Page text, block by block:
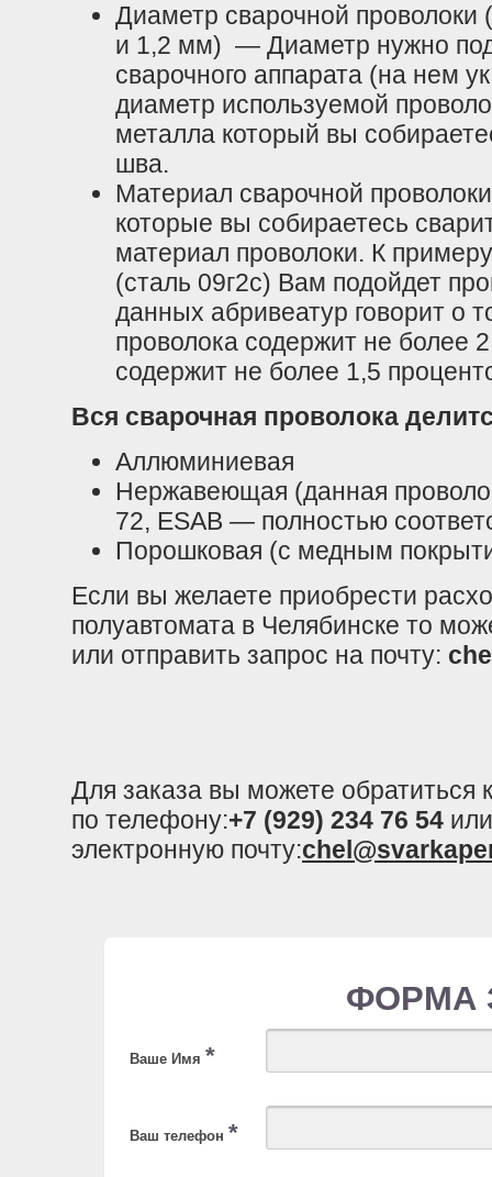
Диаметр сварочной
и 1,2 мм) — Диаметр нужно
сварочного аппарата (на нем
диаметр используемой
металла который вы
шва.
Материал сварочной
которые вы собираетесь
материал проволоки. К
(сталь 09г2с) Вам подойдет
данных абривеатур говорит о
проволока содержит не более
содержит не более 1,5
Вся сварочная проволока
Аллюминиевая
Нержавеющая (данная
72, ESAB — полностью
Порошковая (с медным
Если вы желаете приобрести
полуавтомата в Челябинске то
или отправить запрос на почту:
Для заказа вы можете
по телефону:+7 (929) 234 76 54
электронную почту:
ФОРМА
Ваше Имя *
Ваш телефон *